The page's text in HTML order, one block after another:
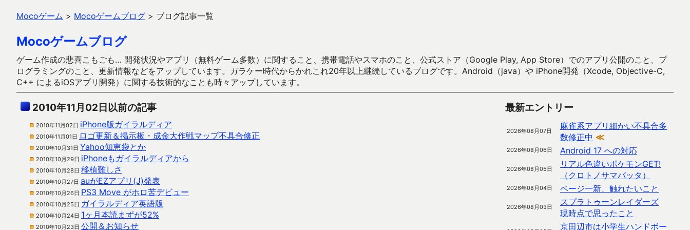
Mocoゲーム > Mocoゲームブログ > ブログ記事一覧
Mocoゲームブログ
ゲーム作成の悲喜こもごも… 開発状況やアプリ（無料ゲーム多数）に関すること、携帯電話やスマホのこと、公式ストア（Google Play, App Store）でのアプリ公開のこと、プ
ログラミングのこと、更新情報などをアップしています。ガラケー時代からかれこれ20年以上継続しているブログです。Android（java）や iPhone開発（Xcode, Objective-C,
C++ によるiOSアプリ開発）に関する技術的なことも時々アップしています。
2010年11月02日以前の記事
2010年11月02日 iPhone版ガイラルディア
2010年11月01日 ロゴ更新＆掲示板・成金大作戦マップ不具合修正
2010年10月31日 Yahoo知恵袋とか
2010年10月29日 iPhoneもガイラルディアから
2010年10月28日 移植難しさ
2010年10月27日 auがEZアプリ(J)発表
2010年10月26日 PS3 Move がホロ苦デビュー
2010年10月25日 ガイラルディア英語版
2010年10月24日 1ヶ月本読まずが52%
2010年10月23日 公開＆お知らせ
最新エントリー
2026年08月07日
麻雀系アプリ細かい不具合多
数修正中 ≪
2026年08月06日 Android 17 への対応
2026年08月05日
リアル色違いポケモンGET!
（クロトノサマバッタ）
2026年08月04日 ページ一新、触れたいこと
2026年08月03日
スプラトゥーンレイダーズ
現時点で思ったこと
京田辺市は小学生ハンドボー